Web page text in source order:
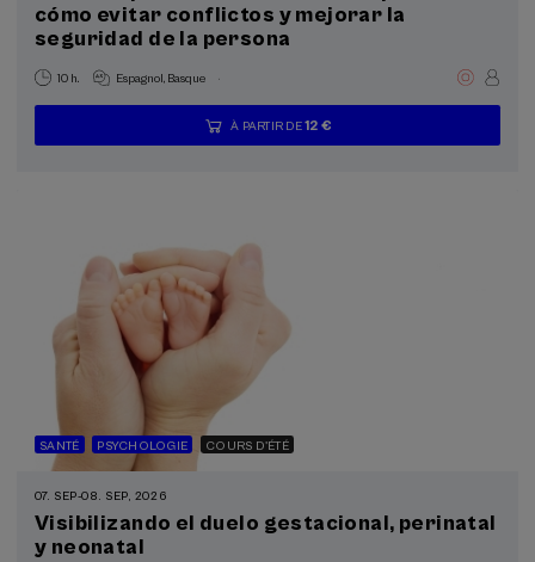
cómo evitar conflictos y mejorar la
seguridad de la persona
10 h. Espagnol Basque .
...
À PARTIR DE12 €
Dernières
places
Gratuit
Date
passée
Liste
d'attente
Période
d'inscription
SANTÉ PSYCHOLOGIE COURS D'ÉTÉ
07. SEP-08. SEP, 2026
Visibilizando el duelo gestacional, perinatal
y neonatal